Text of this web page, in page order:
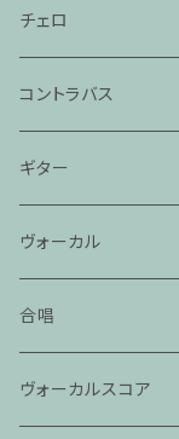
チェロ
コントラバス
ギター
ヴォーカル
合唱
ヴォーカルスコア